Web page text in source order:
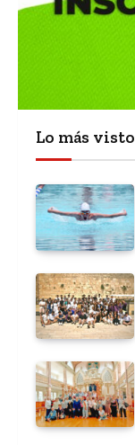
Lo más visto